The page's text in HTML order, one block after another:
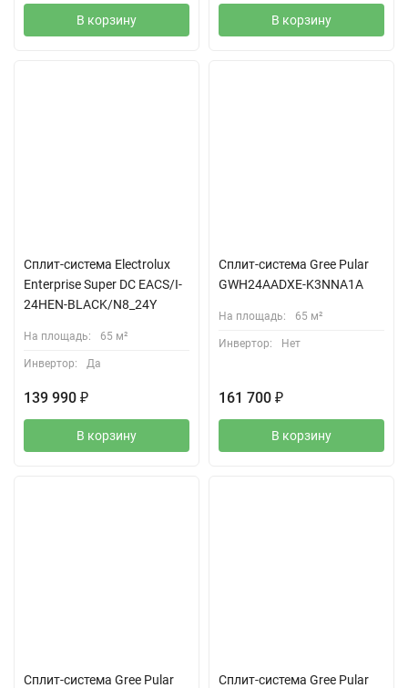
В корзину В корзину
Сплит-система Electrolux
Enterprise Super DC EACS/I-
24HEN-BLACK/N8_24Y
На площадь: 65 м²
Инвертор: Да
139 990 ₽
В корзину
Сплит-система Gree Pular
GWH24AADXE-K3NNA1A
На площадь: 65 м²
Инвертор: Нет
161 700 ₽
В корзину
Сплит-система Gree Pular
Сплит-система Gree Pular